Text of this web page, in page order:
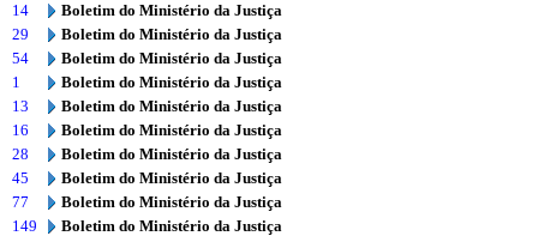
14
Boletim do Ministério da Justiça
29
Boletim do Ministério da Justiça
54
Boletim do Ministério da Justiça
1
Boletim do Ministério da Justiça
13
Boletim do Ministério da Justiça
16
Boletim do Ministério da Justiça
28
Boletim do Ministério da Justiça
45
Boletim do Ministério da Justiça
77
Boletim do Ministério da Justiça
149
Boletim do Ministério da Justiça